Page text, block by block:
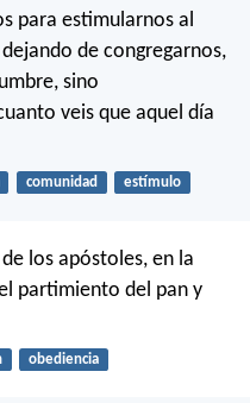
para estimularnos al
de congregarnos,
sino
veis que aquel día
comunidad estímulo
los apóstoles, en la
partimiento del pan y
obediencia